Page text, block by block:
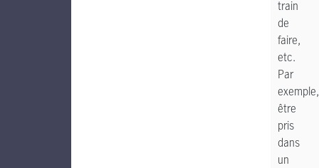
train
de
faire,
etc.
Par
exemple,
être
pris
dans
un